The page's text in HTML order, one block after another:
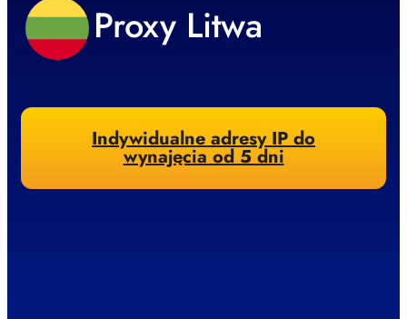
Proxy Litwa
Indywidualne adresy IP do
wynajęcia od 5 dni